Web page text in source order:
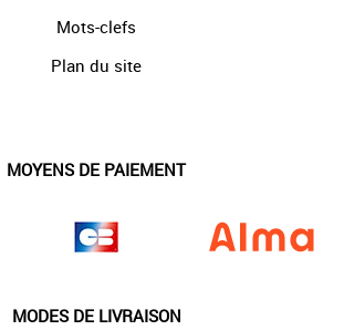
Mots-clefs
Plan du site
MOYENS DE PAIEMENT
MODES DE LIVRAISON